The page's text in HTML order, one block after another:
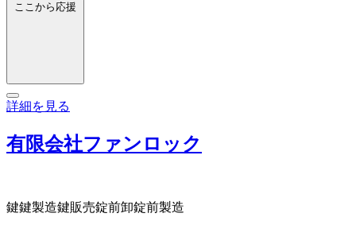
ここから応援
詳細を見る
有限会社ファンロック
鍵鍵製造鍵販売錠前卸錠前製造